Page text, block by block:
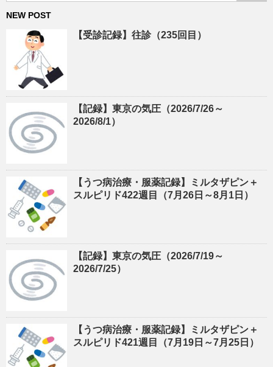
NEW POST
【受診記録】往診（235回目）
【記録】東京の気圧（2026/7/26～
2026/8/1）
【うつ病治療・服薬記録】ミルタザピン＋
スルピリド422週目（7月26日～8月1日）
【記録】東京の気圧（2026/7/19～
2026/7/25）
【うつ病治療・服薬記録】ミルタザピン＋
スルピリド421週目（7月19日～7月25日）